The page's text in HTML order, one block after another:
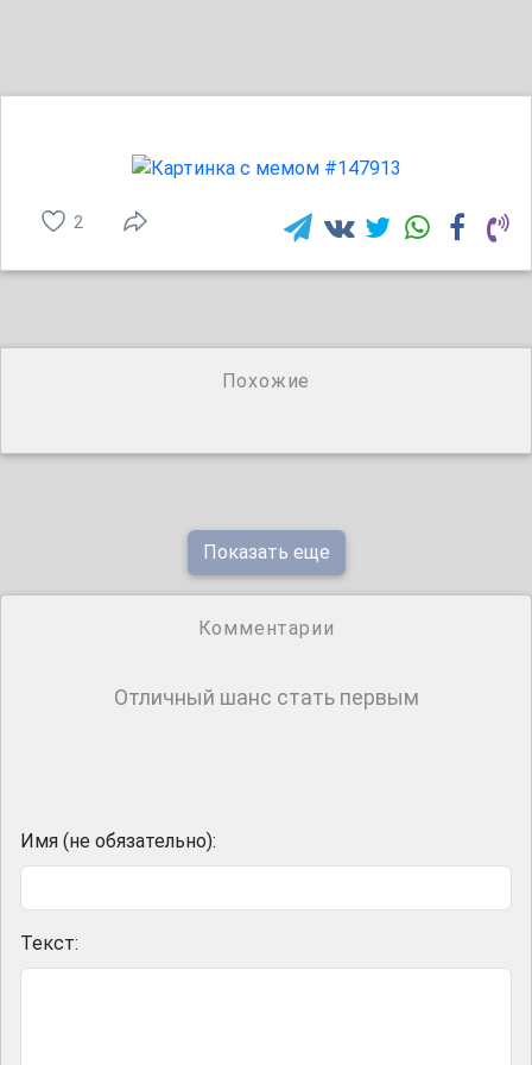
2
Похожие
Показать еще
Комментарии
Отличный шанс стать первым
Имя (не обязательно):
Текст: